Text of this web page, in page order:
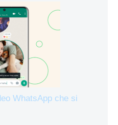
WhatsApp che si